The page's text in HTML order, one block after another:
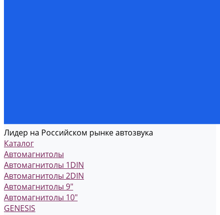
Лидер на Российском рынке автозвука
Каталог
Автомагнитолы
Автомагнитолы 1DIN
Автомагнитолы 2DIN
Автомагнитолы 9"
Автомагнитолы 10"
GENESIS